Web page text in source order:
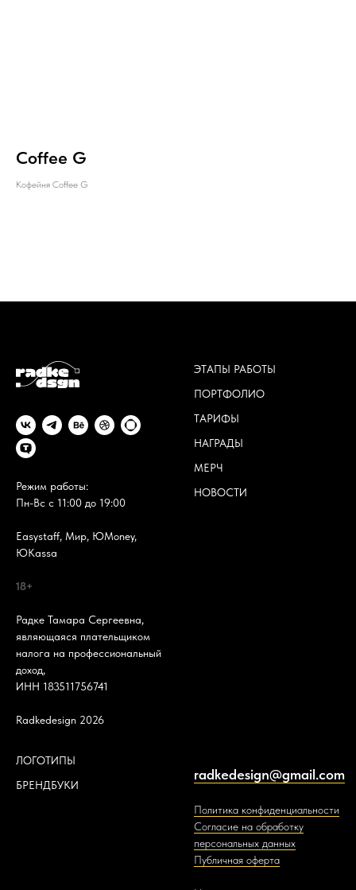
Coffee G
Кофейня Coffee G
Режим работы:
Пн-Вс с 11:00 до 19:00
Easystaff, Мир, ЮMoney,
ЮKassa
18+
Радке Тамара Сергеевна,
являющаяся плательщиком
налога на профессиональный
доход,
ИНН 183511756741
Radkedesign 2026
ЭТАПЫ РАБОТЫ
ПОРТФОЛИО
ТАРИФЫ
НАГРАДЫ
МЕРЧ
НОВОСТИ
ЛОГОТИПЫ
БРЕНДБУКИ
radkedesign@gmail.com
Политика конфиденциальности
Согласие на обработку
персональных данных
Публичная оферта